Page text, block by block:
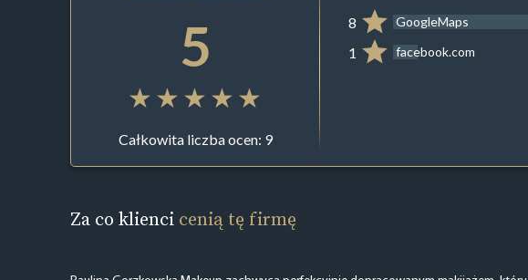
5
Całkowita liczba ocen: 9
8 GoogleMaps
1 facebook.com
Za co klienci cenią tę firmę